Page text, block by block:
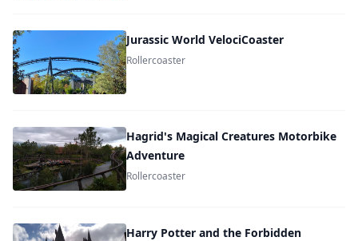
Jurassic World VelociCoaster
Rollercoaster
Hagrid's Magical Creatures Motorbike
Adventure
Rollercoaster
Harry Potter and the Forbidden